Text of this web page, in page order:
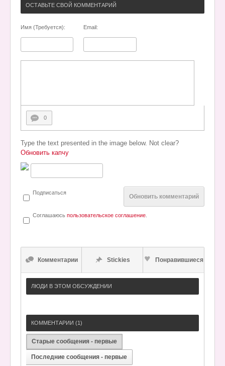
ОСТАВЬТЕ СВОЙ КОММЕНТАРИЙ
Имя (Требуется): Email:
0
Type the text presented in the image below. Not clear?
Обновить капчу
Обновить комментарий
Подписаться
Соглашаюсь пользовательское соглашение
Комментарии Stickies Понравившиеся
ЛЮДИ В ЭТОМ ОБСУЖДЕНИИ
КОММЕНТАРИИ (1)
Старые сообщения - первые
Последние сообщения - первые